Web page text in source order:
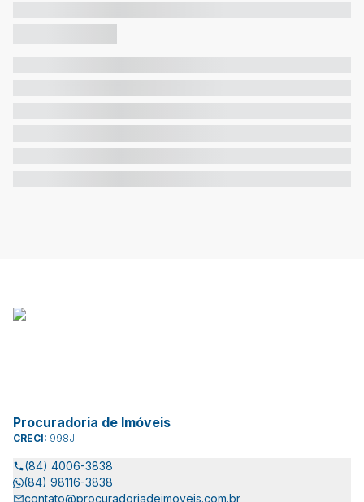
Procuradoria de Imóveis
CRECI: 998J
(84) 4006-3838
(84) 98116-3838
contato@procuradoriadeimoveis.com.br